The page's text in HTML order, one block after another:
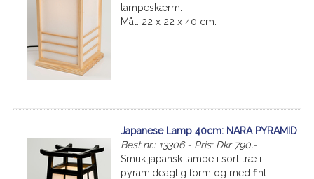
lampeskærm.
Mål: 22 x 22 x 40 cm.
Japanese Lamp 40cm: NARA PYRAMID
Best.nr.: 13306 - Pris: Dkr 790,-
Smuk japansk lampe i sort træ i
pyramideagtig form og med fint